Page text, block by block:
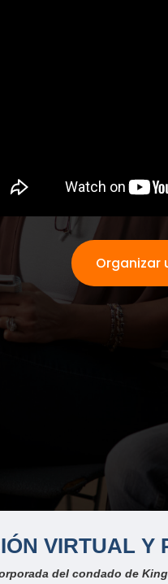
Organizar
VIRTUAL Y
del condado de